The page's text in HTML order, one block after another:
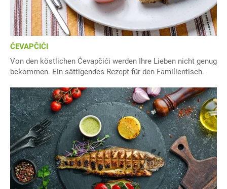
ĆEVAPČIĆI
Von den köstlichen Ćevapčići werden Ihre Lieben nicht genug
bekommen. Ein sättigendes Rezept für den Familientisch.